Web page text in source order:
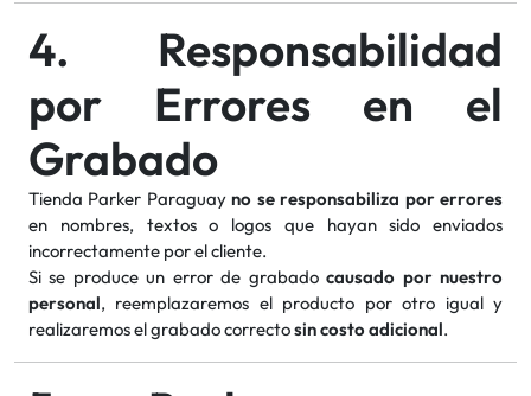
4. Responsabilidad
por Errores en el
Grabado
Tienda Parker Paraguayno se responsabiliza por errores
en nombres, textos o logos que hayan sido enviados
incorrectamente por el cliente.
Si se produce un error de grabadocausado por nuestro
personal, reemplazaremos el producto por otro igual y
realizaremos el grabado correctosin costo adicional.